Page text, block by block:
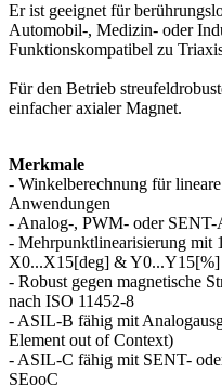
Er ist geeignet für
Automobil-, Medizin- oder
Funktionskompatibel zu
Für den Betrieb
einfacher axialer Magnet.
Merkmale
- Winkelberechnung für
Anwendungen
- Analog-, PWM- oder
- Mehrpunktlinearisierung mit
X0...X15[deg] & Y0...Y15[%]
- Robust gegen magnetische
nach ISO 11452-8
- ASIL-B fähig mit
Element out of Context)
- ASIL-C fähig mit SENT-
SEooC